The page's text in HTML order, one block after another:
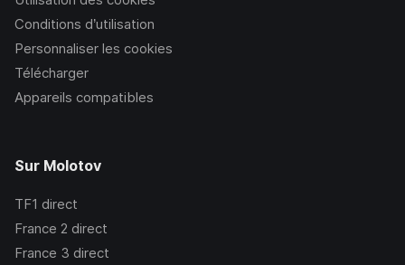
Conditions d’utilisation
Personnaliser les cookies
Télécharger
Appareils compatibles
Sur Molotov
TF1 direct
France 2 direct
France 3 direct